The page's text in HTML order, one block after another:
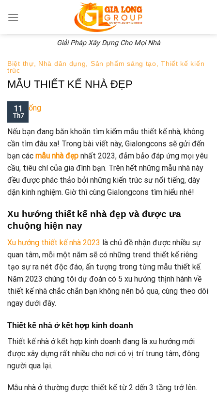
Giải Pháp Xây Dựng Cho Mọi Nhà
Biệt thự Nhà dân dụng Sản phẩm sáng tạo ,Thiết kế kiến
trúc
MẪU THIẾT KẾ NHÀ ĐẸP
11
Th7
Nếu bạn đang băn khoăn tìm kiếm mẫu thiết kế nhà, không
cần tìm đâu xa! Trong bài viết này, Gialongcons sẽ gửi đến
bạn các mẫu nhà đẹp nhất 2023, đảm bảo đáp ứng mọi yêu
cầu, tiêu chí của gia đình bạn. Trên hết những mẫu nhà này
đều được phác thảo bởi những kiến trúc sư nổi tiếng, dày
dặn kinh nghiệm. Giờ thì cùng Gialongcons tìm hiểu nhé!
Xu hướng thiết kế nhà đẹp và được ưa
chuộng hiện nay
Xu hướng thiết kế nhà 2023 là chủ đề nhận được nhiều sự
quan tâm, mỗi một năm sẽ có những trend thiết kế riêng
tạo sự ra nét độc đáo, ấn tượng trong từng mẫu thiết kế.
Năm 2023 chúng tôi dự đoán có 5 xu hướng thịnh hành về
thiết kế nhà chắc chắn bạn không nên bỏ qua, cùng theo dõi
ngay dưới đây.
Thiết kế nhà ở kết hợp kinh doanh
Thiết kế nhà ở kết hợp kinh doanh đang là xu hướng mới
được xây dựng rất nhiều cho nơi có vị trí trung tâm, đông
người qua lại.
Mẫu nhà ở thường được thiết kế từ 2 dến 3 tầng trở lên.